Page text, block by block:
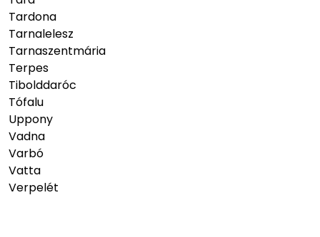
Tardona
Tarnalelesz
Tarnaszentmária
Terpes
Tibolddaróc
Tófalu
Uppony
Vadna
Varbó
Vatta
Verpelét